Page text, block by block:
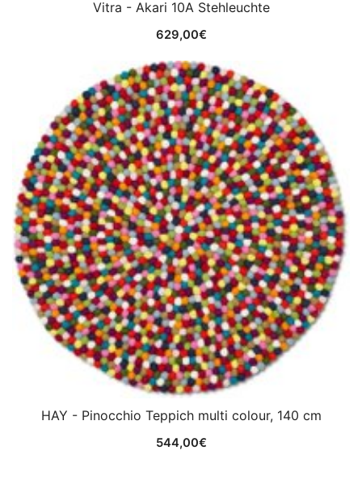
Vitra - Akari 10A Stehleuchte
629,00€
HAY - Pinocchio Teppich multi colour, 140 cm
544,00€